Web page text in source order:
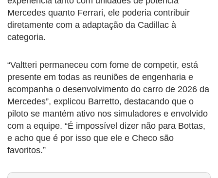
Mercedes quanto Ferrari, ele poderia contribuir
diretamente com a adaptação da Cadillac à
categoria.
“Valtteri permaneceu com fome de competir, está
presente em todas as reuniões de engenharia e
acompanha o desenvolvimento do carro de 2026 da
Mercedes”, explicou Barretto, destacando que o
piloto se mantém ativo nos simuladores e envolvido
com a equipe. “É impossível dizer não para Bottas,
e acho que é por isso que ele e Checo são
favoritos.”